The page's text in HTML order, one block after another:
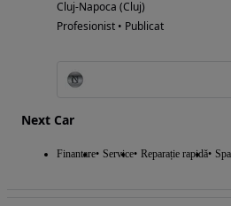
Cluj-Napoca (Cluj)
Profesionist • Publicat
Next Car
Finantare Service Reparație rapidă